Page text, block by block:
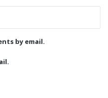
by email.